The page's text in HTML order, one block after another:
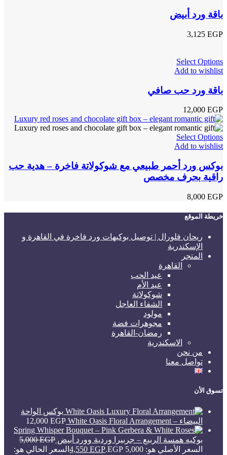
باقة ورد أبيض
3,125 EGP
Select Options
Add to wishlist
باقة ورد حب صافي
12,000 EGP
Select Options
Add to wishlist
بوكس ورد أحمر طبيعي مع شوكولاتة فاخرة – هدية حب
راقية بحرف مخصص
8,000 EGP
خريطة الموقع
ريحان فلورال | توصيل بوكيهات ورد فاخرة في القاهرة و
الإسكندرية
المتجر
القاهرة
عيد الحب
عيد الأم
شوكولاتة
الشفاء العاجل
مولود
مجوهرات فضة
رمضان-القاهرة
الاسكندرية
من نحن
تواصل معنا
تسوق الأن
بوكس الواحة
البيضاء – White Oasis Floral Arrangement
12,000 EGP
بوكيه همسة الربيع – جربيرا وردية وورد أبيض 5,000EGP
السعر الأصلي هو: 5,000 EGP.
4,550 EGP
السعر الحالي هو: